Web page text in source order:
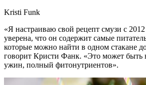
Kristi Funk
«Я настраиваю свой рецепт смузи с
уверена, что он содержит самые
которые можно найти в одном стакане
говорит Кристи Фанк. «Это может быть
ужин, полный фитонутриентов».